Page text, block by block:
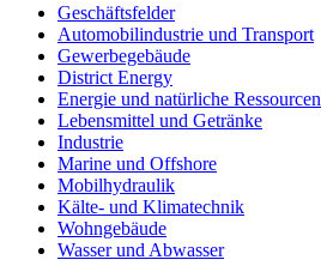
Geschäftsfelder
Automobilindustrie und Transport
Gewerbegebäude
District Energy
Energie und natürliche Ressourcen
Lebensmittel und Getränke
Industrie
Marine und Offshore
Mobilhydraulik
Kälte- und Klimatechnik
Wohngebäude
Wasser und Abwasser